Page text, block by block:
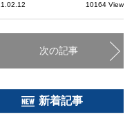
10164 View
次の記事
新着記事